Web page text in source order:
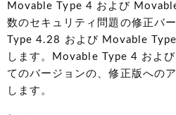
Movable Type 4 および
数のセキュリティ問題の修正バ
Type 4.28 および Movable
します。Movable Type 4 およ
てのバージョンの、修正版への
します。